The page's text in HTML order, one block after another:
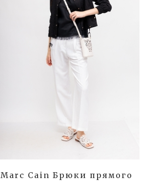
Marc Cain Брюки прямого